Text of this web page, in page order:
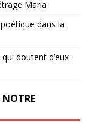
Maria
dans la
doutent d’eux-